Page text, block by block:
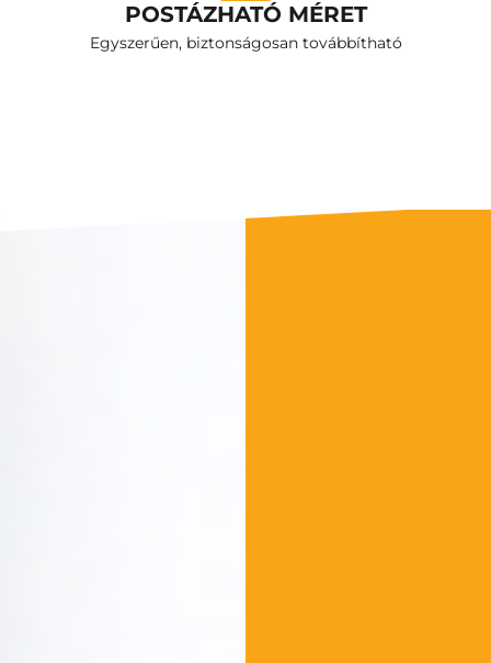
POSTÁZHATÓ MÉRET
Egyszerűen, biztonságosan továbbítható